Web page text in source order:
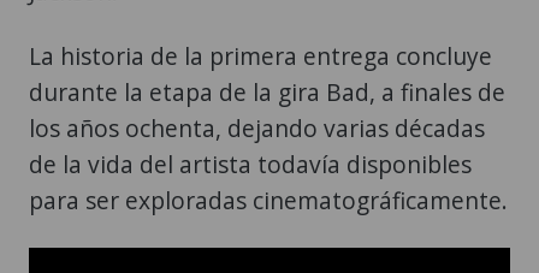
La historia de la primera entrega concluye
durante la etapa de la gira Bad, a finales de
los años ochenta, dejando varias décadas
de la vida del artista todavía disponibles
para ser exploradas cinematográficamente.